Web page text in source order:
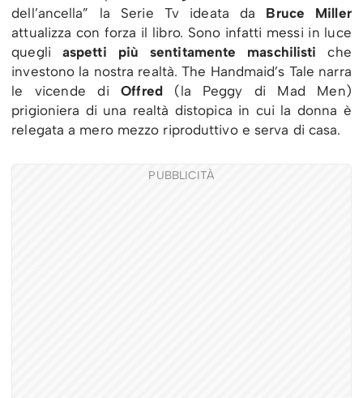
dell’ancella” la Serie Tv ideata da Bruce Miller
attualizza con forza il libro. Sono infatti messi in luce
quegli aspetti più sentitamente maschilisti che
investono la nostra realtà. The Handmaid’s Tale narra
le vicende diOffred (la Peggy di Mad Men)
prigioniera di una realtà distopica in cui la donna è
relegata a mero mezzo riproduttivo e serva di casa.
PUBBLICITÀ